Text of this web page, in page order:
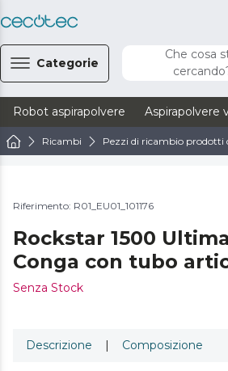
Categorie
Che cosa
Robot aspirapolvere Aspirapolvere
Ricambi Pezzi di ricambio prodotti
Riferimento: R01_EU01_101176
Rockstar 1500
Conga con tubo
Senza Stock
Descrizione | Composizione